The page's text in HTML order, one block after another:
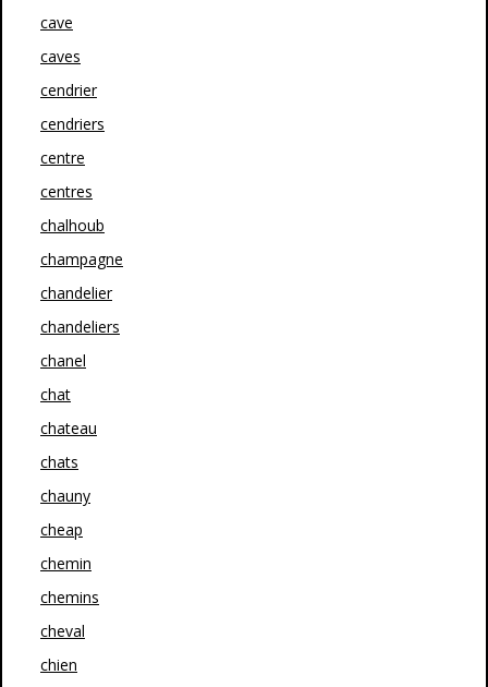
cave
caves
cendrier
cendriers
centre
centres
chalhoub
champagne
chandelier
chandeliers
chanel
chat
chateau
chats
chauny
cheap
chemin
chemins
cheval
chien